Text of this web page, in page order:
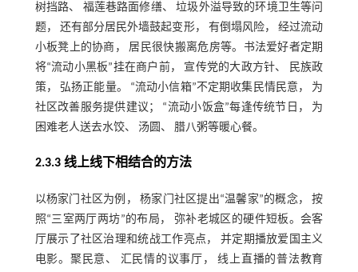
树挡路、 福莲巷路面修缮、 垃圾外溢导致的环境卫生等问
题， 还有部分居民外墙鼓起变形， 有倒塌风险， 经过流动
小板凳上的协商， 居民很快搬离危房等。书法爱好者定期
将“流动小黑板”挂在商户前， 宣传党的大政方针、 民族政
策， 弘扬正能量。 “流动小信箱”不定期收集民情民意， 为
社区改善服务提供建议； “流动小饭盒”每逢传统节日， 为
困难老人送去水饺、 汤圆、 腊八粥等暖心餐。
2.3.3 线上线下相结合的方法
以杨家门社区为例， 杨家门社区提出“温馨家”的概念， 按
照“三室两厅两坊”的布局， 弥补老城区的硬件短板。会客
厅展示了社区治理和统战工作亮点， 并定期播放爱国主义
电影。聚民意、 汇民情的议事厅， 线上直播的普法教育